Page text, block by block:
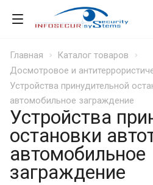
Главная
Каталог товаров
Досмотровое и
Устройства принудительной
автомобильное заграждение
Устройства
остановки
автомобильное
заграждение